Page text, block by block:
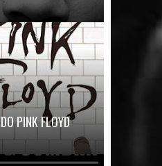
mente do mestre J...
PINK FLOYD
Floyd Autor: Mark B...